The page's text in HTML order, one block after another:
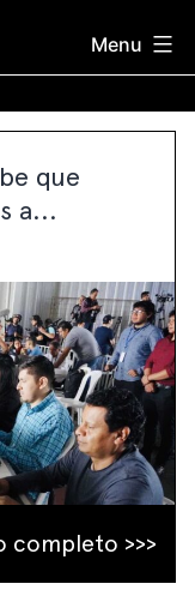
Menu
que
a...
completo >>>